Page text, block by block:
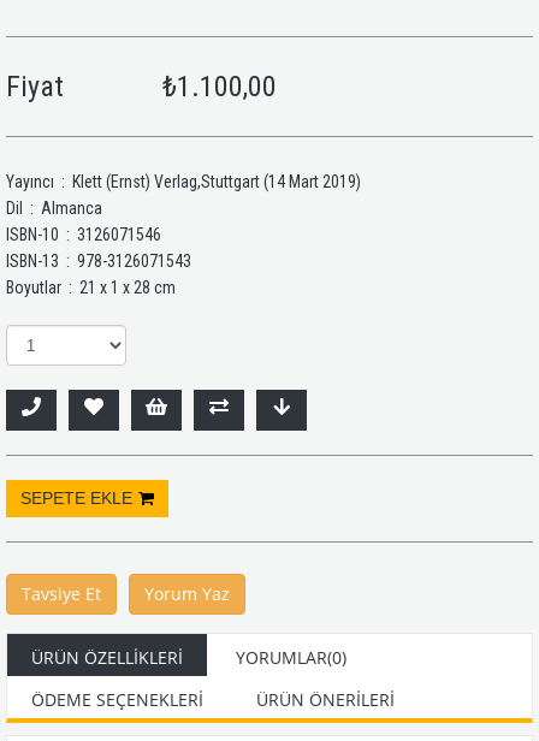
Fiyat ₺1.100,00
Yayıncı ‏ : ‎ Klett (Ernst) Verlag,Stuttgart (14 Mart 2019)
Dil ‏ : ‎ Almanca
ISBN-10 ‏ : ‎ 3126071546
ISBN-13 ‏ : ‎ 978-3126071543
Boyutlar ‏ : ‎ 21 x 1 x 28 cm
Tavsiye Et Yorum Yaz
ÜRÜN ÖZELLIKLERI YORUMLAR(0)
ÖDEME SEÇENEKLERI
ÜRÜN ÖNERILERI